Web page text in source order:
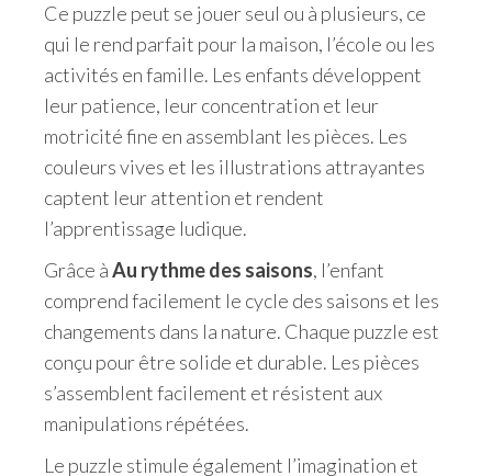
Ce puzzle peut se jouer seul ou à plusieurs, ce
qui le rend parfait pour la maison, l’école ou les
activités en famille. Les enfants développent
leur patience, leur concentration et leur
motricité fine en assemblant les pièces. Les
couleurs vives et les illustrations attrayantes
captent leur attention et rendent
l’apprentissage ludique.
Grâce àAu rythme des saisons, l’enfant
comprend facilement le cycle des saisons et les
changements dans la nature. Chaque puzzle est
conçu pour être solide et durable. Les pièces
s’assemblent facilement et résistent aux
manipulations répétées.
Le puzzle stimule également l’imagination et